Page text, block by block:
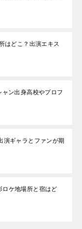
はどこ？出演エキス
ン出身高校やプロフ
演ギャラとファンが期
ロケ地場所と宿はど